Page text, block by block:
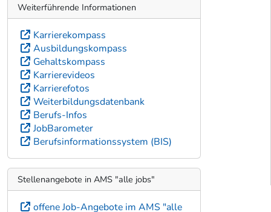
Weiterführende Informationen
Karrierekompass
Ausbildungskompass
Gehaltskompass
Karrierevideos
Karrierefotos
Weiterbildungsdatenbank
Berufs-Infos
JobBarometer
Berufsinformationssystem (BIS)
Stellenangebote in AMS "alle jobs"
offene Job-Angebote im AMS "alle